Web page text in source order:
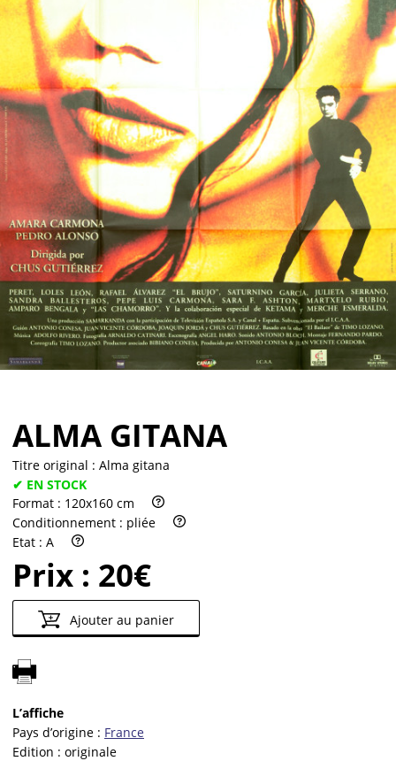
Vendre
ALMA GITANA
Titre original : Alma gitana
✔ EN STOCK
Format : 120x160 cm
Conditionnement : pliée
Etat : A
Prix : 20€
Ajouter au panier
L’affiche
Pays d’origine : France
Edition : originale